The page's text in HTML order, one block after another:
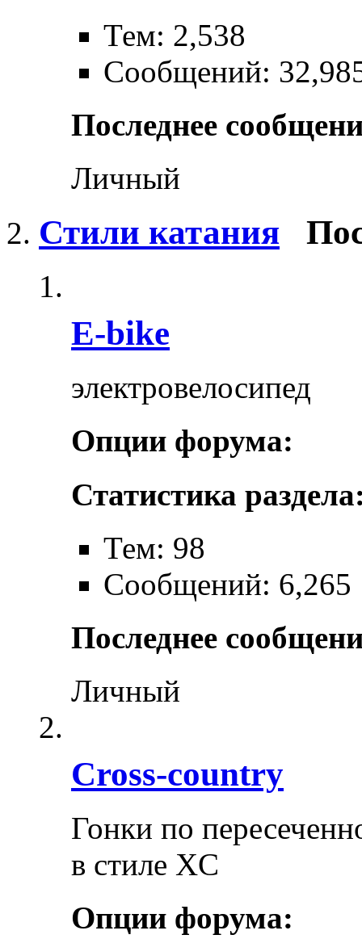
Тем: 2,538
Сообщений:
Последнее
Личный
Стили катания
E-bike
электровелосипед
Опции форума:
Статистика
Тем: 98
Сообщений: 6,265
Последнее
Личный
Cross-сountry
Гонки по
в стиле XC
Опции форума: